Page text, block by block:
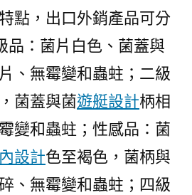
點，出口外銷產品可分
品：菌片白色、菌蓋與
、無霉變和蟲蛀；二級
菌蓋與菌遊艇設計柄相
變和蟲蛀；性感品：菌
設計色至褐色，菌柄與
、無霉變和蟲蛀；四級